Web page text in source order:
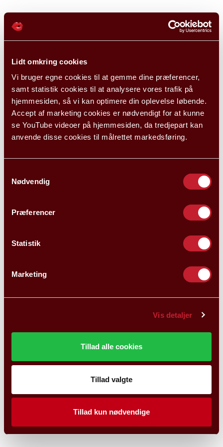
Lidt omkring cookies
Vi bruger egne cookies til at gemme dine præferencer,
samt statistik cookies til at analysere vores trafik på
hjemmesiden, så vi kan optimere din oplevelse løbende.
Accept af marketing cookies er nødvendigt for at kunne
se YouTube videoer på hjemmesiden, da tredjepart kan
anvende disse cookies til målrettet markedsføring.
Nødvendig
Præferencer
Statistik
Marketing
Vis detaljer
Tillad alle cookies
Tillad valgte
Tillad kun nødvendige